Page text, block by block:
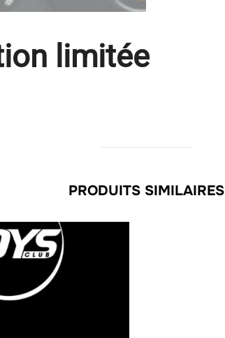
limitée
PRODUITS SIMILAIRES